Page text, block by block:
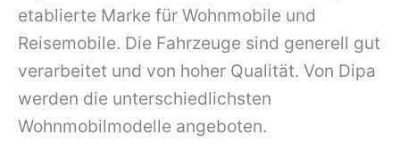
etablierte Marke für Wohnmobile und
Reisemobile. Die Fahrzeuge sind generell gut
verarbeitet und von hoher Qualität. Von Dipa
werden die unterschiedlichsten
Wohnmobilmodelle angeboten.